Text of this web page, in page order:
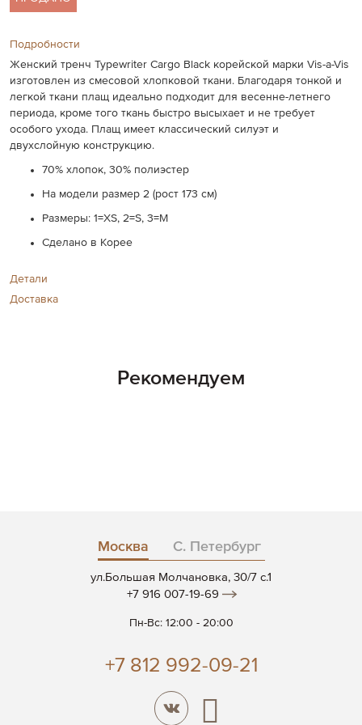
Подробности
Женский тренч Typewriter Cargo Black корейской марки Vis-a-Vis
изготовлен из смесовой хлопковой ткани. Благодаря тонкой и
легкой ткани плащ идеально подходит для весенне-летнего
периода, кроме того ткань быстро высыхает и не требует
особого ухода. Плащ имеет классический силуэт и
двухслойную конструкцию.
70% хлопок, 30% полиэстер
На модели размер 2 (рост 173 см)
Размеры: 1=XS, 2=S, 3=M
Сделано в Корее
Детали
Доставка
Рекомендуем
Москва С. Петербург
ул.Большая Молчановка, 30/7 c.1
+7 916 007-19-69
Пн-Вс: 12:00 - 20:00
+7 812 992-09-21